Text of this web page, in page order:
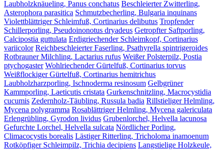
Laubholzknäueling, Panus conchatus Beschleierter Zwitterling,
Asterophora parasitica Schmutzbecherling, Bulgaria inquinans
Violettblättriger Schleimfuß, Cortinarius delibutus Tropfender
Schillerporling, Pseudoinonotus dryadeus Getropfter Saftporling,
Calcipostia guttulata Erdigriechender Schleimkopf, Cortinarius
variicolor Reichbeschleierter Faserling, Psathyrella spintrigeroides
Rotbrauner Milchling, Lactarius rufus Weißer Polsterpilz, Postia
ptychogaster Wohlriechender Gürtelfuß, Cortinarius torvus
Weißflockiger Gürtelfuß, Cortinarius hemitrichus
Laubholzharzporling, Ischnoderma resinosum Gelbgrüner
Kammporling, Laeticutis cristata Gurkenschnitzling, Macrocystidia
cucumis Zedernholz-Täubling, Russula badia Rillstieliger Helmling,
Mycena polygramma Rosablättriger Helmling, Mycena galericulata
Erlengrübling, Gyrodon lividus Grubenlorchel, Helvella lacunosa
Gefurchte Lorchel, Helvella sulcata Nördlicher Porling,
Climacocystis borealis Lästiger Ritterling, Tricholoma inamoenum
Rotköpfiger Schleimpilz, Trichia decipiens Langstielige Holzkeule,